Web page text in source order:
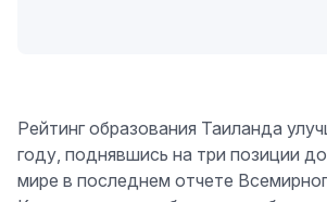
Рейтинг образования Таиланда
году, поднявшись на три позиции
мире в последнем отчете